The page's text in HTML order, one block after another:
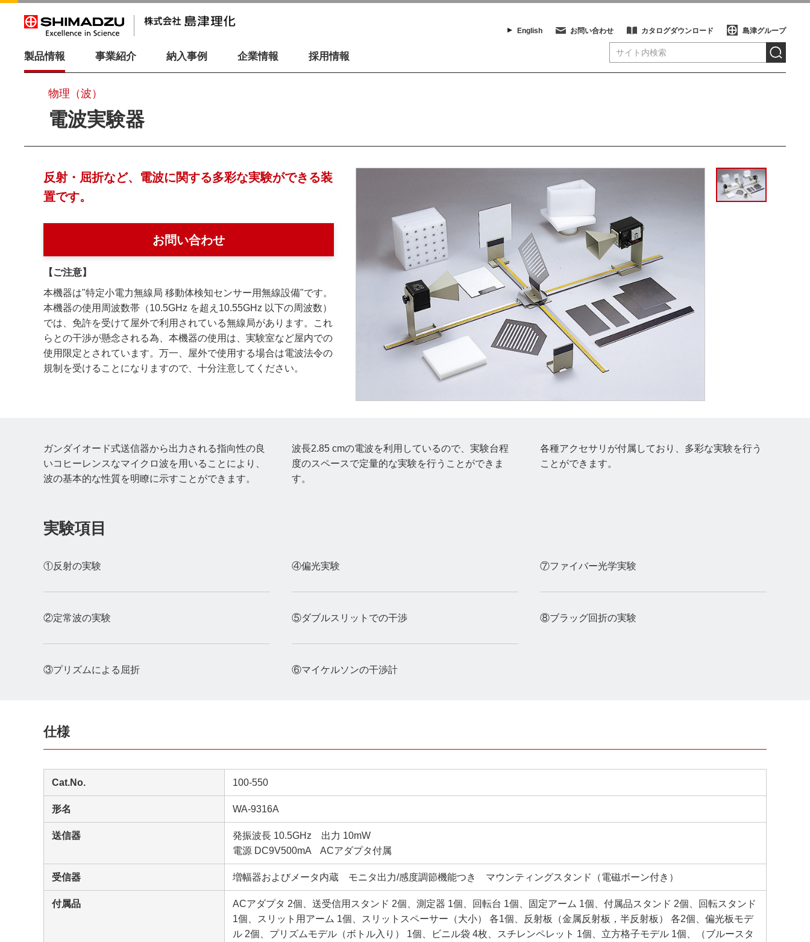
English お問い合わせ カタログダウンロード 島津グループ
製品情報 事業紹介 納入事例 企業情報 採用情報
物理（波）
電波実験器
反射・屈折など、電波に関する多彩な実験ができる装
置です。
お問い合わせ
【ご注意】
本機器は"特定小電力無線局 移動体検知センサー用無線設備"です。
本機器の使用周波数帯（10.5GHz を超え10.55GHz 以下の周波数）
では、免許を受けて屋外で利用されている無線局があります。これ
らとの干渉が懸念される為、本機器の使用は、実験室など屋内での
使用限定とされています。万一、屋外で使用する場合は電波法令の
規制を受けることになりますので、十分注意してください。
ガンダイオード式送信器から出力される指向性の良
いコヒーレンスなマイクロ波を用いることにより、
波の基本的な性質を明瞭に示すことができます。
波長2.85 cmの電波を利用しているので、実験台程
度のスペースで定量的な実験を行うことができま
す。
各種アクセサリが付属しており、多彩な実験を行う
ことができます。
実験項目
①反射の実験
②定常波の実験
③プリズムによる屈折
④偏光実験
⑤ダブルスリットでの干渉
⑥マイケルソンの干渉計
⑦ファイバー光学実験
⑧ブラッグ回折の実験
仕様
Cat.No. 100-550
形名 WA-9316A
送信器
発振波長 10.5GHz 出力 10mW
電源 DC9V500mA ACアダプタ付属
受信器 増幅器およびメータ内蔵 モニタ出力/感度調節機能つき マウンティングスタンド（電磁ボーン付き）
付属品
ACアダプタ 2個、送受信用スタンド 2個、測定器 1個、回転台 1個、固定アーム 1個、付属品スタンド 2個、回転スタンド
1個、スリット用アーム 1個、スリットスペーサー（大小） 各1個、反射板（金属反射板，半反射板） 各2個、偏光板モデ
ル 2個、プリズムモデル（ボトル入り） 1個、ビニル袋 4枚、スチレンペレット 1個、立方格子モデル 1個、（ブルースタ